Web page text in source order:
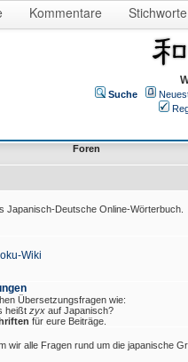
Kommentare Stichworte
Suche
Foren
Japanisch-Deutsche Online-Wörterbuch.
Wiki
Übersetzungsfragen wie:
heißt zyx auf Japanisch?
für eure Beiträge.
wir alle Fragen rund um die japanische